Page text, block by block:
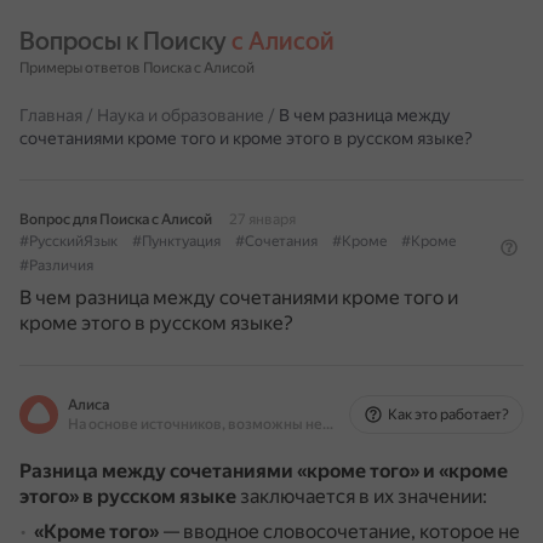
Вопросы к Поиску с Алисой
Примеры ответов Поиска с Алисой
Главная / Наука и образование / В чем разница между
сочетаниями кроме того и кроме этого в русском языке?
Вопрос для Поиска с Алисой
27 января
#РусскийЯзык
#Пунктуация #Сочетания #Кроме
#Кроме
#Различия
В чем разница между сочетаниями кроме того и
кроме этого в русском языке?
Алиса
На основе источников, возможны неточности
Как это работает?
Разница между сочетаниями «кроме того» и «кроме
этого» в русском языке заключается в их значении:
«Кроме того» — вводное словосочетание, которое не